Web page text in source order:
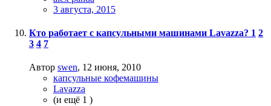
3 августа, 2015
Кто работает с капсульными машинами Lavazza? 1 2
3 4 7
Автор swen, 12 июня, 2010
капсульные кофемашины
Lavazza
(и ещё 1 )